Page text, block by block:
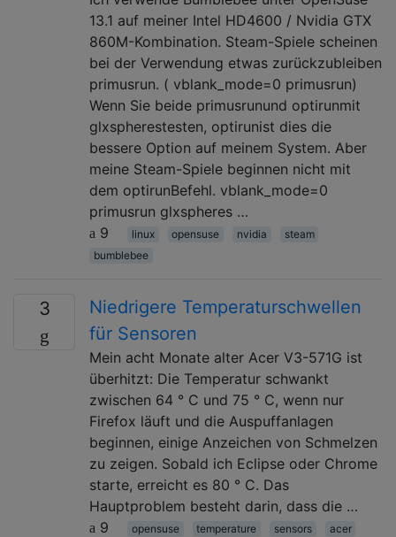
13.1 auf meiner Intel HD4600 / Nvidia GTX
860M-Kombination. Steam-Spiele scheinen
bei der Verwendung etwas zurückzubleiben
primusrun. ( vblank_mode=0 primusrun)
Wenn Sie beide primusrunund optirunmit
glxspherestesten, optirunist dies die
bessere Option auf meinem System. Aber
meine Steam-Spiele beginnen nicht mit
dem optirunBefehl. vblank_mode=0
primusrun glxspheres …
9
linux opensuse nvidia
steam
bumblebee
3
Niedrigere Temperaturschwellen
für Sensoren
Mein acht Monate alter Acer V3-571G ist
überhitzt: Die Temperatur schwankt
zwischen 64 ° C und 75 ° C, wenn nur
Firefox läuft und die Auspuffanlagen
beginnen, einige Anzeichen von Schmelzen
zu zeigen. Sobald ich Eclipse oder Chrome
starte, erreicht es 80 ° C. Das
Hauptproblem besteht darin, dass die …
9
opensuse temperature sensors acer